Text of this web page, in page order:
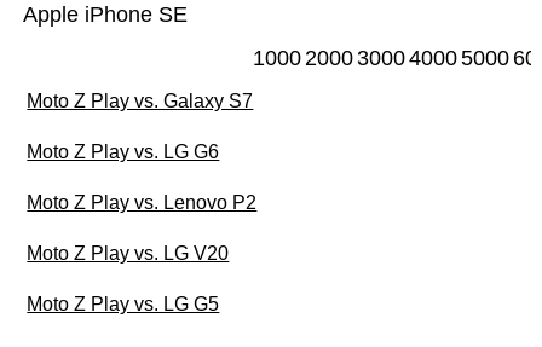
Apple iPhone SE
10002000300040005000
Moto Z Play vs. Galaxy S7
Moto Z Play vs. LG G6
Moto Z Play vs. Lenovo P2
Moto Z Play vs. LG V20
Moto Z Play vs. LG G5